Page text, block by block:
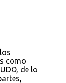
como
de lo